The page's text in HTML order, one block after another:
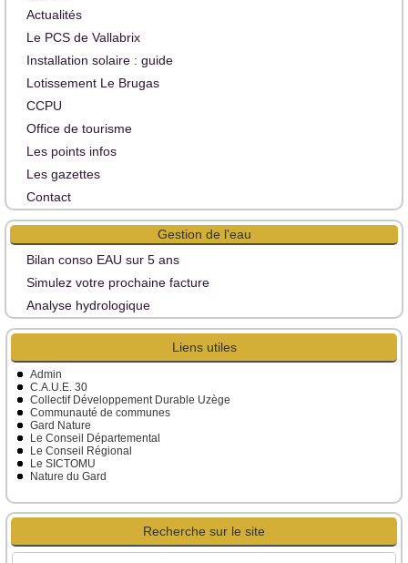
Actualités
Le PCS de Vallabrix
Installation solaire : guide
Lotissement Le Brugas
CCPU
Office de tourisme
Les points infos
Les gazettes
Contact
Gestion de l'eau
Bilan conso EAU sur 5 ans
Simulez votre prochaine facture
Analyse hydrologique
Liens utiles
Admin
C.A.U.E. 30
Collectif Développement Durable Uzège
Communauté de communes
Gard Nature
Le Conseil Départemental
Le Conseil Régional
Le SICTOMU
Nature du Gard
Recherche sur le site